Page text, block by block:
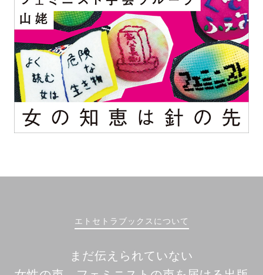
エトセトラブックスについて
まだ伝えられていない